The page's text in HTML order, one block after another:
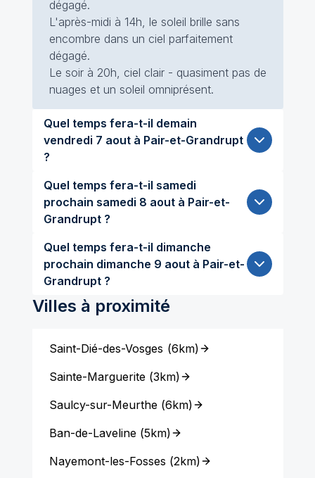
dégagé.
L'après-midi à 14h, le soleil brille sans
encombre dans un ciel parfaitement
dégagé.
Le soir à 20h, ciel clair - quasiment pas de
nuages et un soleil omniprésent.
Quel temps fera-t-il demain
vendredi 7 aout à Pair-et-Grandrupt
?
Quel temps fera-t-il samedi
prochain samedi 8 aout à Pair-et-
Grandrupt ?
Quel temps fera-t-il dimanche
prochain dimanche 9 aout à Pair-et-
Grandrupt ?
Villes à proximité
Saint-Dié-des-Vosges (6km)
Sainte-Marguerite(3km)
Saulcy-sur-Meurthe(6km)
Ban-de-Laveline(5km)
Nayemont-les-Fosses (2km)